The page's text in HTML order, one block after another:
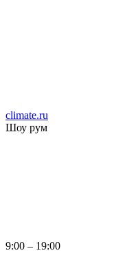
climate.ru
Шоу рум
9:00 – 19:00